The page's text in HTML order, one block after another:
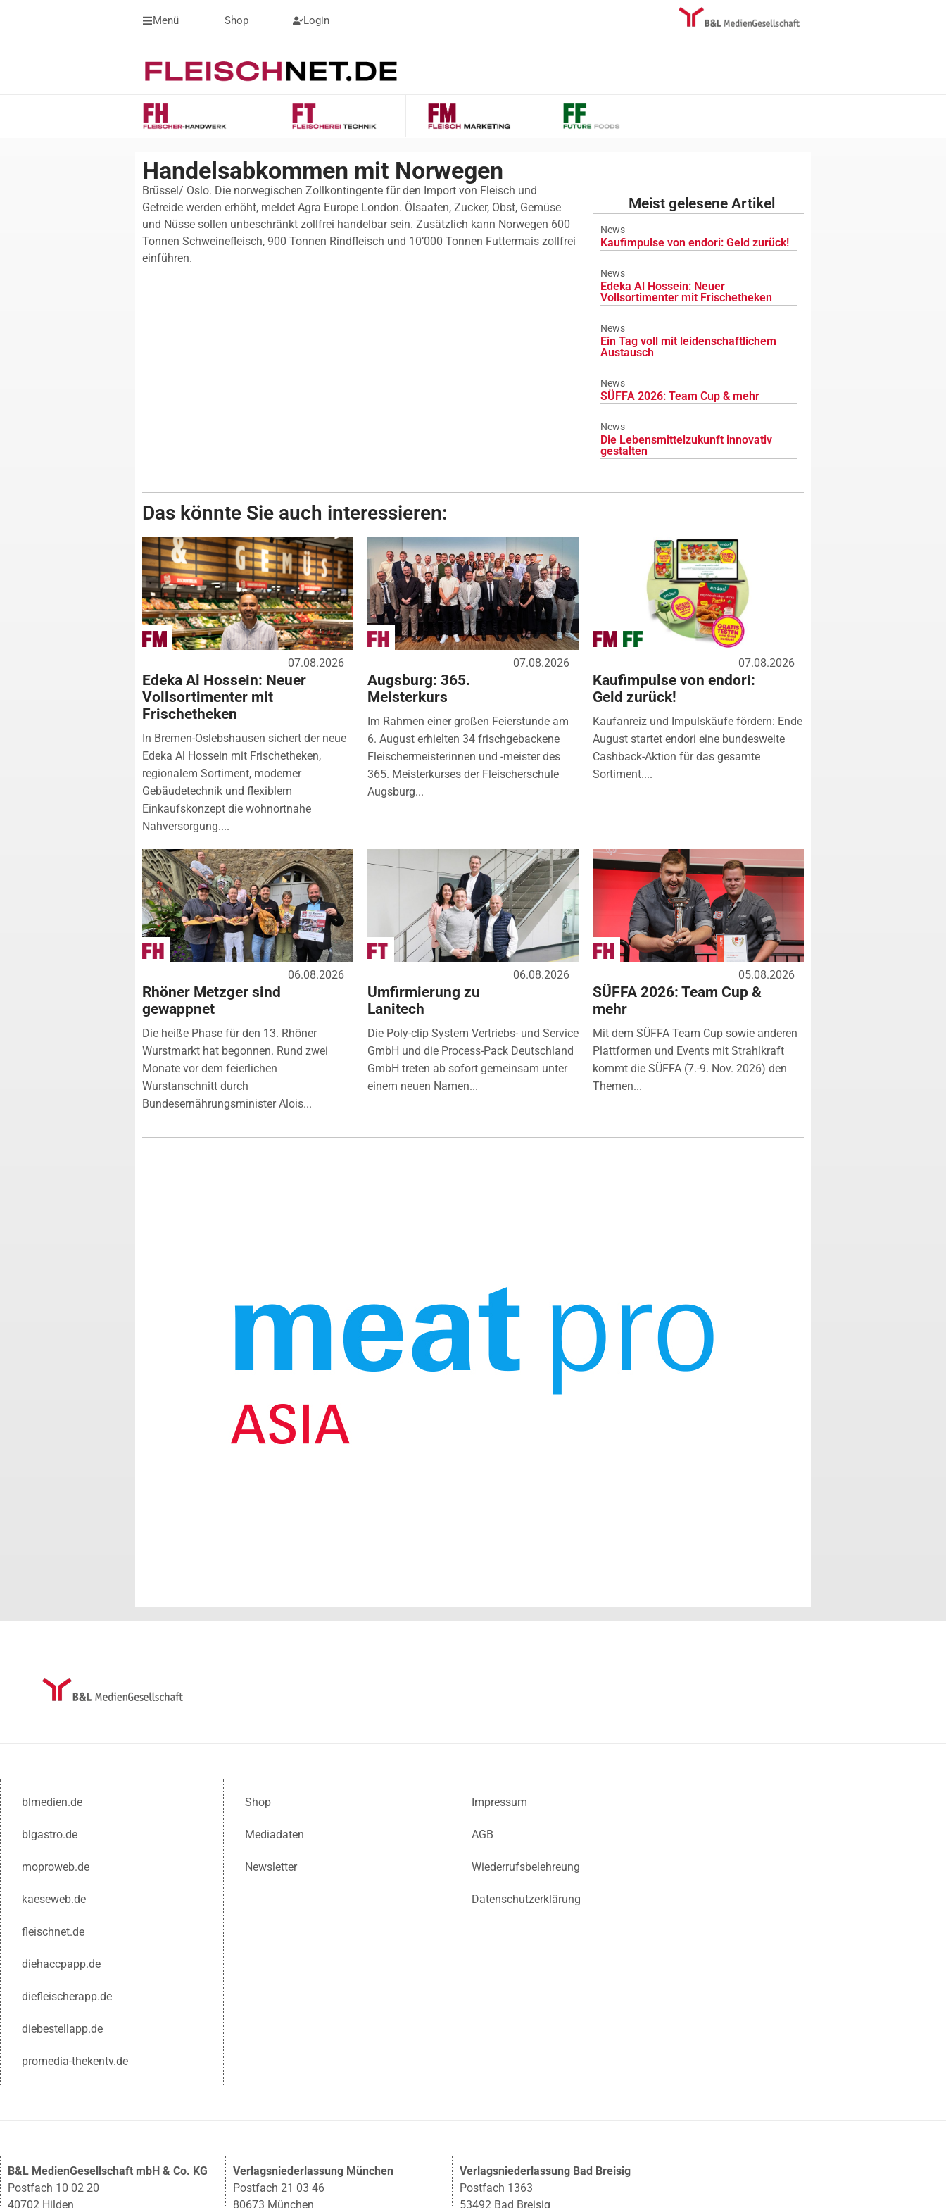
Menü Shop Login
Handelsabkommen mit Norwegen
Brüssel/ Oslo. Die norwegischen Zollkontingente für den Import von Fleisch und
Getreide werden erhöht, meldet Agra Europe London. Ölsaaten, Zucker, Obst, Gemüse
und Nüsse sollen unbeschränkt zollfrei handelbar sein. Zusätzlich kann Norwegen 600
Tonnen Schweinefleisch, 900 Tonnen Rindfleisch und 10’000 Tonnen Futtermais zollfrei
einführen.
Meist gelesene Artikel
News
Kaufimpulse von endori: Geld zurück!
News
Edeka Al Hossein: Neuer
Vollsortimenter mit Frischetheken
News
Ein Tag voll mit leidenschaftlichem
Austausch
News
SÜFFA 2026: Team Cup & mehr
News
Die Lebensmittelzukunft innovativ
gestalten
Das könnte Sie auch interessieren:
07.08.2026
Edeka Al Hossein: Neuer
Vollsortimenter mit
Frischetheken
In Bremen-Oslebshausen sichert der neue
Edeka Al Hossein mit Frischetheken,
regionalem Sortiment, moderner
Gebäudetechnik und flexiblem
Einkaufskonzept die wohnortnahe
Nahversorgung....
07.08.2026
Augsburg: 365.
Meisterkurs
Im Rahmen einer großen Feierstunde am
6. August erhielten 34 frischgebackene
Fleischermeisterinnen und -meister des
365. Meisterkurses der Fleischerschule
Augsburg...
07.08.2026
Kaufimpulse von endori:
Geld zurück!
Kaufanreiz und Impulskäufe fördern: Ende
August startet endori eine bundesweite
Cashback-Aktion für das gesamte
Sortiment....
06.08.2026
Rhöner Metzger sind
gewappnet
Die heiße Phase für den 13. Rhöner
Wurstmarkt hat begonnen. Rund zwei
Monate vor dem feierlichen
Wurstanschnitt durch
Bundesernährungsminister Alois...
06.08.2026
Umfirmierung zu
Lanitech
Die Poly-clip System Vertriebs- und Service
GmbH und die Process-Pack Deutschland
GmbH treten ab sofort gemeinsam unter
einem neuen Namen...
05.08.2026
SÜFFA 2026: Team Cup &
mehr
Mit dem SÜFFA Team Cup sowie anderen
Plattformen und Events mit Strahlkraft
kommt die SÜFFA (7.-9. Nov. 2026) den
Themen...
blmedien.de
blgastro.de
moproweb.de
kaeseweb.de
fleischnet.de
diehaccpapp.de
diefleischerapp.de
diebestellapp.de
promedia-thekentv.de
Shop
Mediadaten
Newsletter
Impressum
AGB
Wiederrufsbelehreung
Datenschutzerklärung
B&L MedienGesellschaft mbH & Co. KG
Postfach 10 02 20
40702 Hilden
Verlagsniederlassung München
Postfach 21 03 46
80673 München
Verlagsniederlassung Bad Breisig
Postfach 1363
53492 Bad Breisig